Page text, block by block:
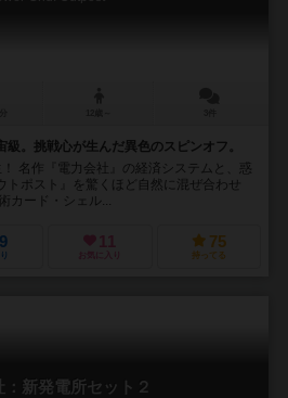
。挑戦心が生んだ異色のスピンオフ。
名作『電力会社』の経済システムと、惑
トポスト』を驚くほど自然に混ぜ合わせ
カード・シェル...
11
お気に入り
75
持ってる
：新発電所セット２